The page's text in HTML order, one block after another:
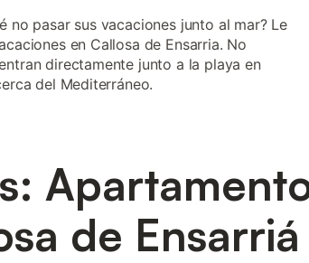
no pasar sus vacaciones junto al mar? Le
en Callosa de Ensarria. No
directamente junto a la playa en
del Mediterráneo.
de Ensarriá